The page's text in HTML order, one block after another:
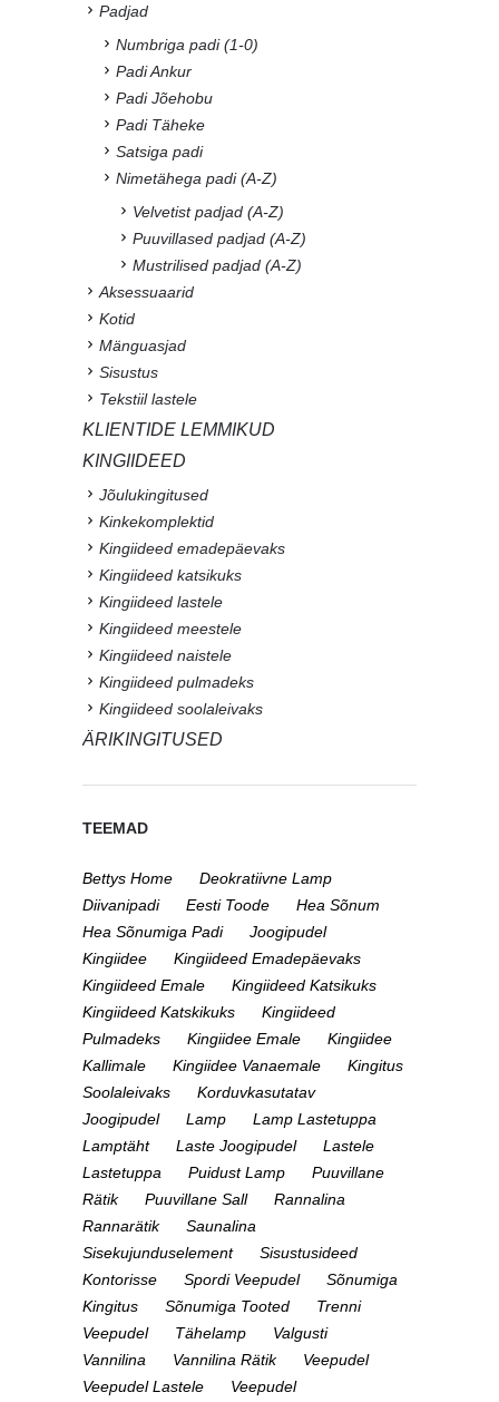
Padjad
Numbriga padi (1-0)
Padi Ankur
Padi Jõehobu
Padi Täheke
Satsiga padi
Nimetähega padi (A-Z)
Velvetist padjad (A-Z)
Puuvillased padjad (A-Z)
Mustrilised padjad (A-Z)
Aksessuaarid
Kotid
Mänguasjad
Sisustus
Tekstiil lastele
KLIENTIDE LEMMIKUD
KINGIIDEED
Jõulukingitused
Kinkekomplektid
Kingiideed emadepäevaks
Kingiideed katsikuks
Kingiideed lastele
Kingiideed meestele
Kingiideed naistele
Kingiideed pulmadeks
Kingiideed soolaleivaks
ÄRIKINGITUSED
TEEMAD
Bettys Home
Deokratiivne Lamp
Diivanipadi
Eesti Toode
Hea Sõnum
Hea Sõnumiga Padi
Joogipudel
Kingiidee
Kingiideed Emadepäevaks
Kingiideed Emale
Kingiideed Katsikuks
Kingiideed Katskikuks
Kingiideed
Pulmadeks
Kingiidee Emale
Kingiidee
Kallimale
Kingiidee Vanaemale
Kingitus
Soolaleivaks
Korduvkasutatav
Joogipudel
Lamp
Lamp Lastetuppa
Lamptäht
Laste Joogipudel
Lastele
Lastetuppa
Puidust Lamp
Puuvillane
Rätik
Puuvillane Sall
Rannalina
Rannarätik
Saunalina
Sisekujunduselement
Sisustusideed
Kontorisse
Spordi Veepudel
Sõnumiga
Kingitus
Sõnumiga Tooted
Trenni
Veepudel
Tähelamp
Valgusti
Vannilina
Vannilina Rätik
Veepudel
Veepudel Lastele
Veepudel